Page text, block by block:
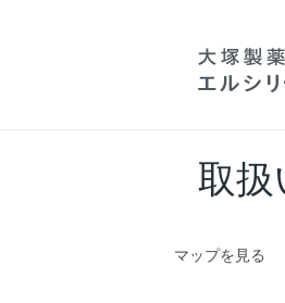
取扱
マップを見る